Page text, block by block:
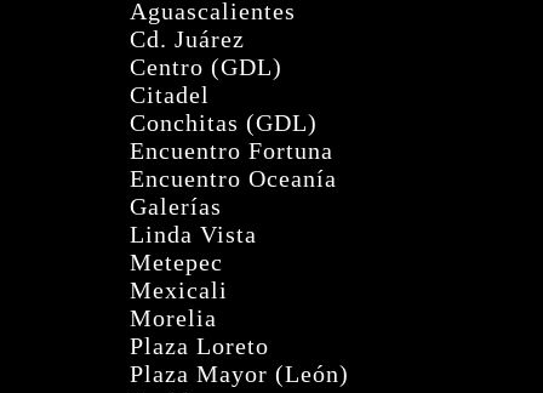
Aguascalientes
Cd. Juárez
Centro (GDL)
Citadel
Conchitas (GDL)
Encuentro Fortuna
Encuentro Oceanía
Galerías
Linda Vista
Metepec
Mexicali
Morelia
Plaza Loreto
Plaza Mayor (León)